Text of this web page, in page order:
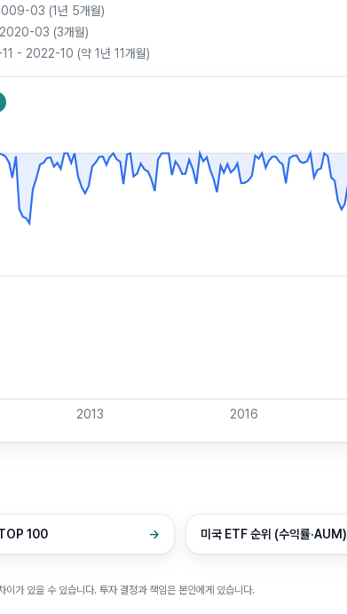
03 (1년 5개월)
03 (3개월)
- 2022-10 (약 1년 11개월)
2013 2016
TOP 100 → 미국 ETF 순위 (수익률·AUM)
이가 있을 수 있습니다. 투자 결정과 책임은 본인에게 있습니다.